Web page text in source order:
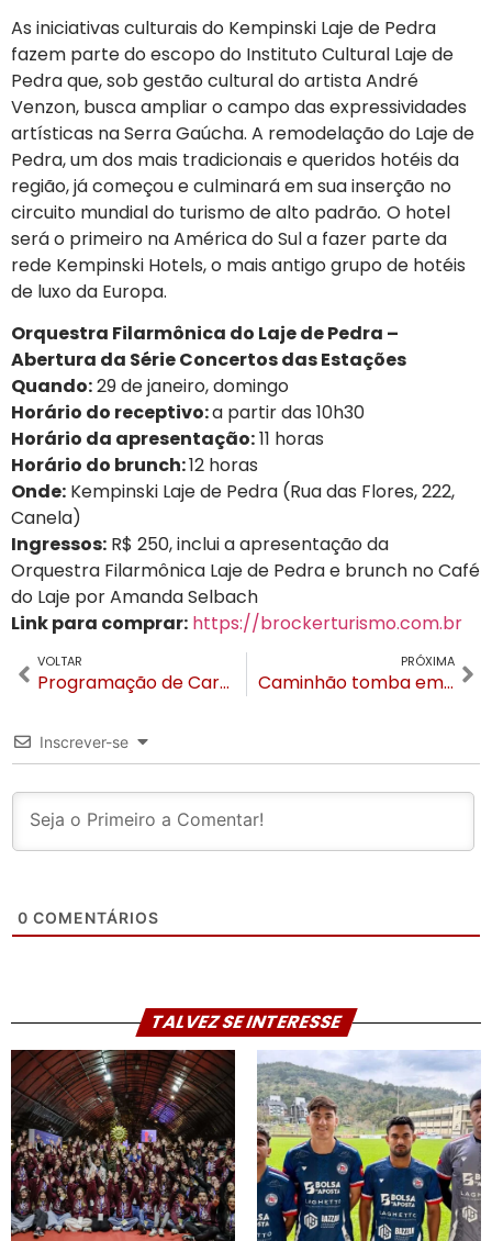
As iniciativas culturais do Kempinski Laje de Pedra
fazem parte do escopo do Instituto Cultural Laje de
Pedra que, sob gestão cultural do artista André
Venzon, busca ampliar o campo das expressividades
artísticas na Serra Gaúcha. A remodelação do Laje de
Pedra, um dos mais tradicionais e queridos hotéis da
região, já começou e culminará em sua inserção no
circuito mundial do turismo de alto padrão. O hotel
será o primeiro na América do Sul a fazer parte da
rede Kempinski Hotels, o mais antigo grupo de hotéis
de luxo da Europa.
Orquestra Filarmônica do Laje de Pedra –
Abertura da Série Concertos das Estações
Quando:29 de janeiro, domingo
Horário do receptivo:a partir das 10h30
Horário da apresentação:11 horas
Horário do brunch:12 horas
Onde: Kempinski Laje de Pedra (Rua das Flores, 222,
Canela)
Ingressos: R$ 250, inclui a apresentação da
Orquestra Filarmônica Laje de Pedra e brunch no Café
do Laje por Amanda Selbach
Link para comprar: https://brockerturismo.com.br
VOLTAR
Programação de Carnaval no Castelo Saint Andrews terá Baile de Máscaras
PRÓXIMA
Caminhão tomba em Gramado deixando gari e motorista feridos
Inscrever-se
0 COMENTÁRIOS
TALVEZ SE INTERESSE